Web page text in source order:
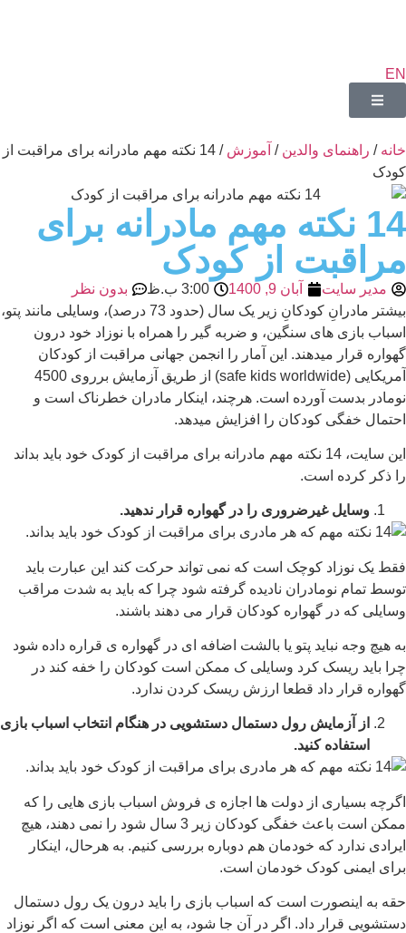
EN
خانه / راهنمای والدین / آموزش
/ 14 نکته مهم مادرانه برای مراقبت از
کودک
14 نکته مهم مادرانه برای
مراقبت از کودک
مدیر سایت آبان 9, 1400 3:00 ب.ظ
بدون نظر
بیشتر مادرانِ کودکانِ زیر یک سال (حدود 73 درصد)، وسایلی مانند پتو،
اسباب بازی های سنگین، و ضربه گیر را همراه با نوزاد خود درون
گهواره قرار میدهند. این آمار را انجمن جهانی مراقبت از کودکان
آمریکایی (safe kids worldwide) از طریق آزمایش برروی 4500
نومادر بدست آورده است. هرچند، اینکار مادران خطرناک است و
احتمال خفگی کودکان را افزایش میدهد.
این سایت، 14 نکته مهم مادرانه برای مراقبت از کودک خود باید بداند
را ذکر کرده است.
وسایل غیرضروری را در گهواره قرار ندهید.
فقط یک نوزاد کوچک است که نمی تواند حرکت کند این عبارت باید
توسط تمام نومادران نادیده گرفته شود چرا که باید به شدت مراقب
وسایلی که در گهواره کودکان قرار می دهند باشند.
به هیچ وجه نباید پتو یا بالشت اضافه ای در گهواره ی قراره داده شود
چرا باید ریسک کرد وسایلی ک ممکن است کودکان را خفه کند در
گهواره قرار داد قطعا ارزش ریسک کردن ندارد.
از آزمایش رول دستمال دستشویی در هنگام انتخاب اسباب بازی
استفاده کنید.
اگرچه بسیاری از دولت ها اجازه ی فروش اسباب بازی هایی را که
ممکن است باعث خفگی کودکان زیر 3 سال شود را نمی دهند، هیچ
ایرادی ندارد که خودمان هم دوباره بررسی کنیم. به هرحال، اینکار
برای ایمنی کودک خودمان است.
حقه به اینصورت است که اسباب بازی را باید درون یک رول دستمال
دستشویی قرار داد. اگر در آن جا شود، به این معنی است که اگر نوزاد